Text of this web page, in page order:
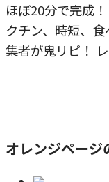
ほぼ20分で完成
クチン、時短、
集者が鬼リピ！
オレンジページ